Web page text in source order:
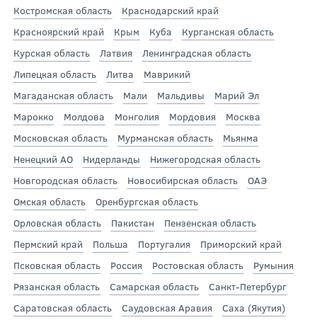
Костромская область
Краснодарский край
Красноярский край
Крым Куба
Курганская область
Курская область
Латвия
Ленинградская область
Липецкая область
Литва
Маврикий
Магаданская область
Мали Мальдивы
Марий Эл
Марокко
Молдова Монголия Мордовия
Москва
Московская область
Мурманская область
Мьянма
Ненецкий АО
Нидерланды
Нижегородская область
Новгородская область
Новосибирская область
ОАЭ
Омская область
Оренбургская область
Орловская область
Пакистан
Пензенская область
Пермский край
Польша Португалия
Приморский край
Псковская область
Россия Ростовская область
Румыния
Рязанская область
Самарская область
Санкт-Петербург
Саратовская область
Саудовская Аравия
Саха (Якутия)